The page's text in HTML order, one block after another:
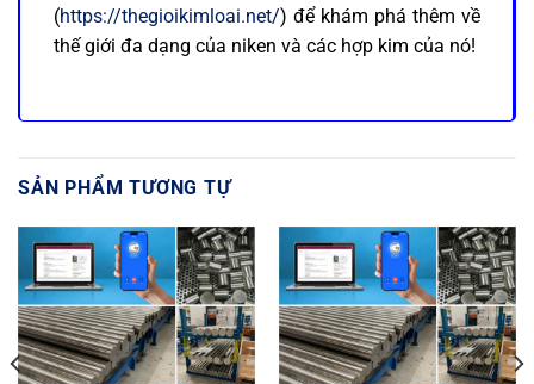
(https://thegioikimloai.net/) để khám phá thêm về
thế giới đa dạng của niken và các hợp kim của nó!
SẢN PHẨM TƯƠNG TỰ